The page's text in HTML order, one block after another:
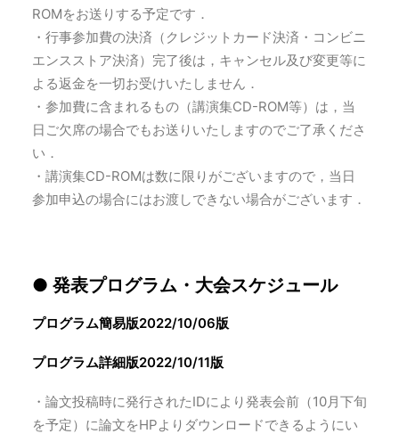
ROMをお送りする予定です．
・行事参加費の決済（クレジットカード決済・コンビニ
エンスストア決済）完了後は，キャンセル及び変更等に
よる返金を一切お受けいたしません．
・参加費に含まれるもの（講演集CD-ROM等）は，当
日ご欠席の場合でもお送りいたしますのでご了承くださ
い．
・講演集CD-ROMは数に限りがございますので，当日
参加申込の場合にはお渡しできない場合がございます．
● 発表プログラム・大会スケジュール
プログラム簡易版2022/10/06版
プログラム詳細版2022/10/11版
・論文投稿時に発行されたIDにより発表会前（10月下旬
を予定）に論文をHPよりダウンロードできるようにい